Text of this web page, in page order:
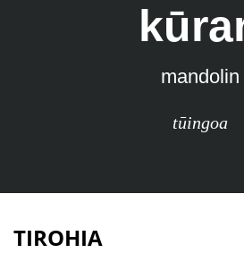
mandolin
tūingoa
TIROHIA